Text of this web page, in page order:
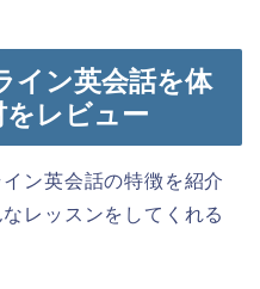
イン英会話を体
をレビュー
ン英会話の特徴を紹介
レッスンをしてくれる